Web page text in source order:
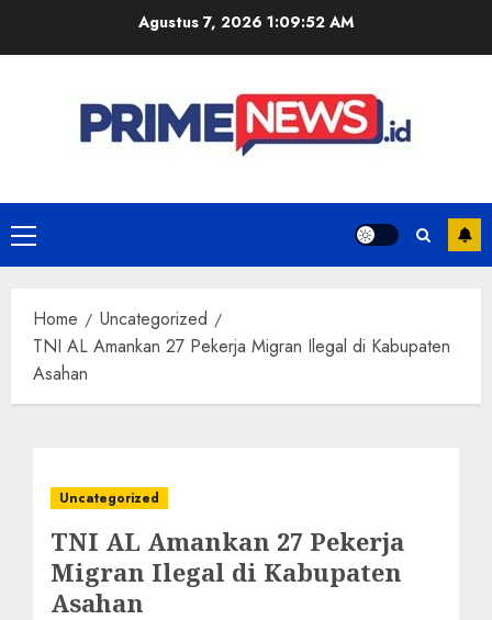
Agustus 7, 2026 1:09:53 AM
Primary
Menu
Home
Uncategorized
TNI AL Amankan 27 Pekerja Migran Ilegal di Kabupaten
Asahan
Uncategorized
TNI AL Amankan 27 Pekerja
Migran Ilegal di Kabupaten
Asahan